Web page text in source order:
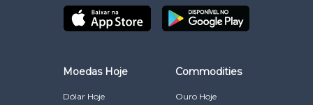
Moedas Hoje
Dólar Hoje
Commodities
Ouro Hoje